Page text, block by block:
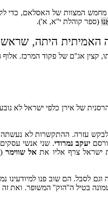
מחמש המצוות של האסלאם, כדי
(ספר קוהלת י''א, א').
האמיתית היתה,
קצין אג''ם של פקוד המרכז.
של אירן כלפי ישראל לא
ולבקש עזרה. ההתקשרות לא
יעקב נמרודי. שני אנשי
ישראל צרף אליו את אל שווימר
לסבל. הם שוב פנו למיודעינו
בטיל ה''הוק'' המשופר. ואת